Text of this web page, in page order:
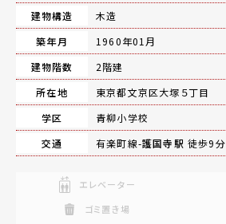
建物構造
木造
築年月
1960年01月
建物階数
2階建
所在地
東京都文京区大塚５丁目
学区
青柳小学校
交通
有楽町線-護国寺駅 徒歩9分
エレベーター
ゴミ置き場